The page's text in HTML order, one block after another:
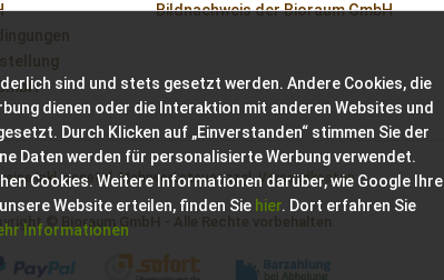
Bildnachweis der Bioraum GmbH
inkl. gesetzl. Mehrwertsteuer zzgl.Versandkosten
© Bioraum GmbH - Alle Rechte vorbehalten.
sind und stets gesetzt werden. Andere Cookies, die
dienen oder die Interaktion mit anderen Websites und
Durch Klicken auf „Einverstanden“ stimmen Sie der
Daten werden für personalisierte Werbung verwendet.
Cookies. Weitere Informationen darüber, wie Google Ihre
Website erteilen, finden Sie hier. Dort erfahren Sie
Informationen